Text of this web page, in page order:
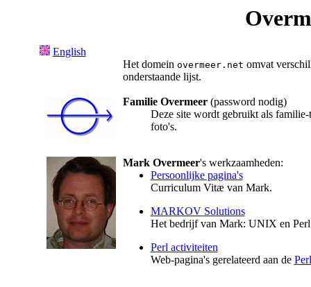
English
Het domein overmeer.net omvat
onderstaande lijst.
Familie Overmeer(password nodig)
Deze site wordt gebruikt als familie-
foto's.
Mark Overmeer's werkzaamheden:
Persoonlijke pagina's
Curriculum Vitæ van Mark.
MARKOV Solutions
Het bedrijf van Mark: UNIX en Perl
Perl activiteiten
Web-pagina's gerelateerd aan de Perl